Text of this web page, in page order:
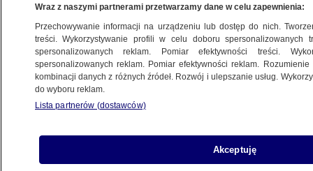
Dwulatka zmarła w rozgrzanym aucie
ŚWIAT
Tragedia w żłobku. Jedna z opiekunek
Wraz z naszymi partnerami przetwarzamy dane w celu zapewnienia:
Przechowywanie informacji na urządzeniu lub dostęp do nich.
treści. Wykorzystywanie profili w celu doboru spersonalizowanych
spersonalizowanych reklam. Pomiar efektywności treści.
spersonalizowanych reklam. Pomiar efektywności reklam.
kombinacji danych z różnych źródeł. Rozwój i ulepszanie usług.
do wyboru reklam.
Lista partnerów (dostawców)
Akceptuję